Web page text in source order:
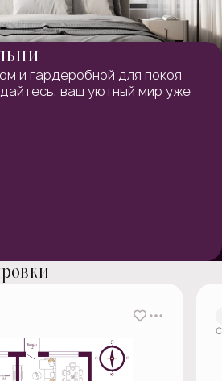
и гардеробной для покоя
ваш уютный мир уже